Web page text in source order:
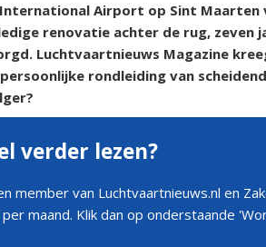
International Airport op Sint
renovatie achter de rug, zeven
Luchtvaartnieuws Magazine
rondleiding van
verder lezen?
member van Luchtvaartnieuws.nl en
maand. Klik dan op onderstaande